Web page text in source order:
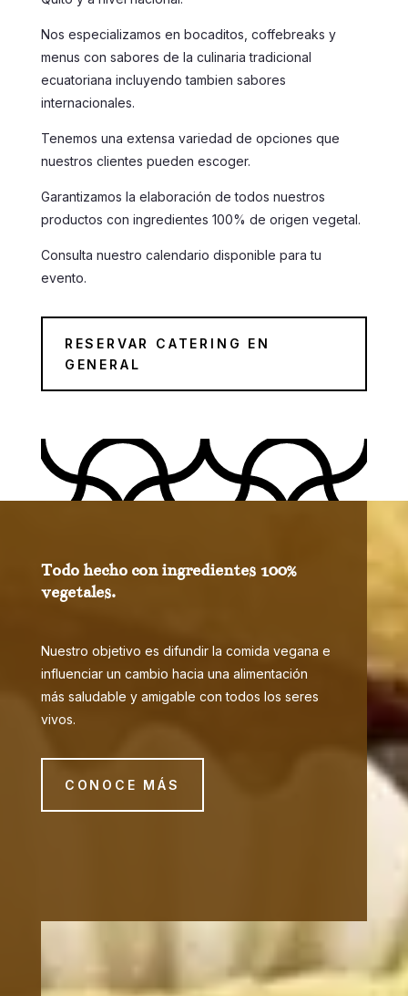
Nos especializamos en bocaditos, coffebreaks y
menus con sabores de la culinaria tradicional
ecuatoriana incluyendo tambien sabores
internacionales.
Tenemos una extensa variedad de opciones que
nuestros clientes pueden escoger.
Garantizamos la elaboración de todos nuestros
productos con ingredientes 100% de origen vegetal.
Consulta nuestro calendario disponible para tu
evento.
RESERVAR CATERING EN
GENERAL
Todo hecho con ingredientes 100%
vegetales.
Nuestro objetivo es difundir la comida vegana e
influenciar un cambio hacia una alimentación
más saludable y amigable con todos los seres
vivos.
CONOCE MÁS